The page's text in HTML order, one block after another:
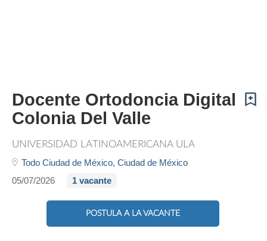
Docente Ortodoncia Digital
Colonia Del Valle
UNIVERSIDAD LATINOAMERICANA ULA
Todo Ciudad de México, Ciudad de México
05/07/2026
1 vacante
POSTULA A LA VACANTE